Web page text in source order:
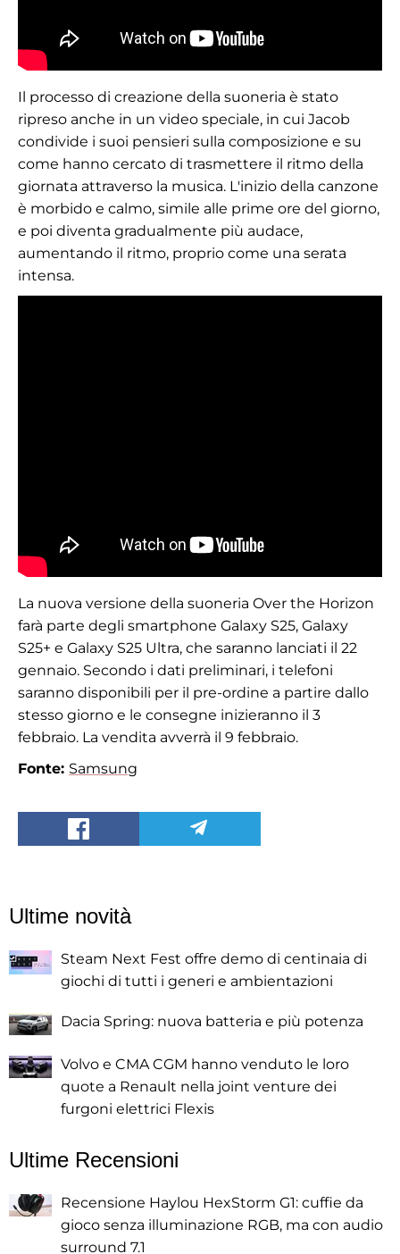
Il processo di creazione della suoneria è stato
ripreso anche in un video speciale, in cui Jacob
condivide i suoi pensieri sulla composizione e su
come hanno cercato di trasmettere il ritmo della
giornata attraverso la musica. L'inizio della canzone
è morbido e calmo, simile alle prime ore del giorno,
e poi diventa gradualmente più audace,
aumentando il ritmo, proprio come una serata
intensa.
La nuova versione della suoneria Over the Horizon
farà parte degli smartphone Galaxy S25, Galaxy
S25+ e Galaxy S25 Ultra, che saranno lanciati il 22
gennaio. Secondo i dati preliminari, i telefoni
saranno disponibili per il pre-ordine a partire dallo
stesso giorno e le consegne inizieranno il 3
febbraio. La vendita avverrà il 9 febbraio.
Fonte: Samsung
Ultime novità
Steam Next Fest offre demo di centinaia di
giochi di tutti i generi e ambientazioni
Dacia Spring: nuova batteria e più potenza
Volvo e CMA CGM hanno venduto le loro
quote a Renault nella joint venture dei
furgoni elettrici Flexis
Ultime Recensioni
Recensione Haylou HexStorm G1: cuffie da
gioco senza illuminazione RGB, ma con audio
surround 7.1